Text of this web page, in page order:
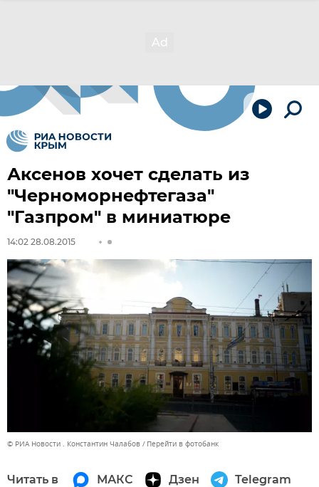
Аксенов хочет сделать из
"Черноморнефтегаза"
"Газпром" в миниатюре
14:02 28.08.2015
© РИА Новости . Константин Чалабов Перейти в фотобанк
Читать в МАКС Дзен Telegram